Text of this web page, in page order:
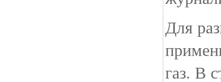
Для
газ. В